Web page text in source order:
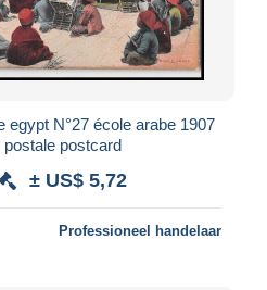
egypt N°27 école arabe 1907
postale postcard
± US$ 5,72
Professioneel handelaar